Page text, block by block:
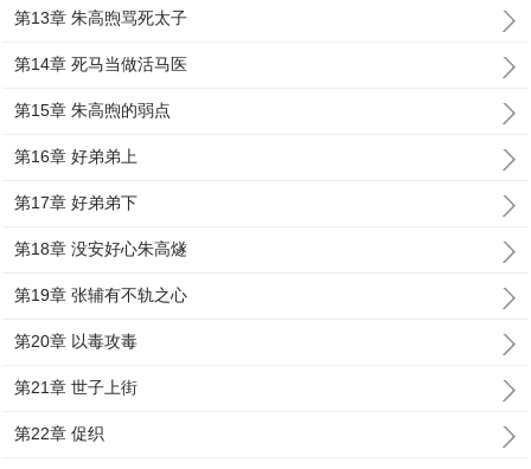
第13章 朱高煦骂死太子
第14章 死马当做活马医
第15章 朱高煦的弱点
第16章 好弟弟上
第17章 好弟弟下
第18章 没安好心朱高燧
第19章 张辅有不轨之心
第20章 以毒攻毒
第21章 世子上街
第22章 促织